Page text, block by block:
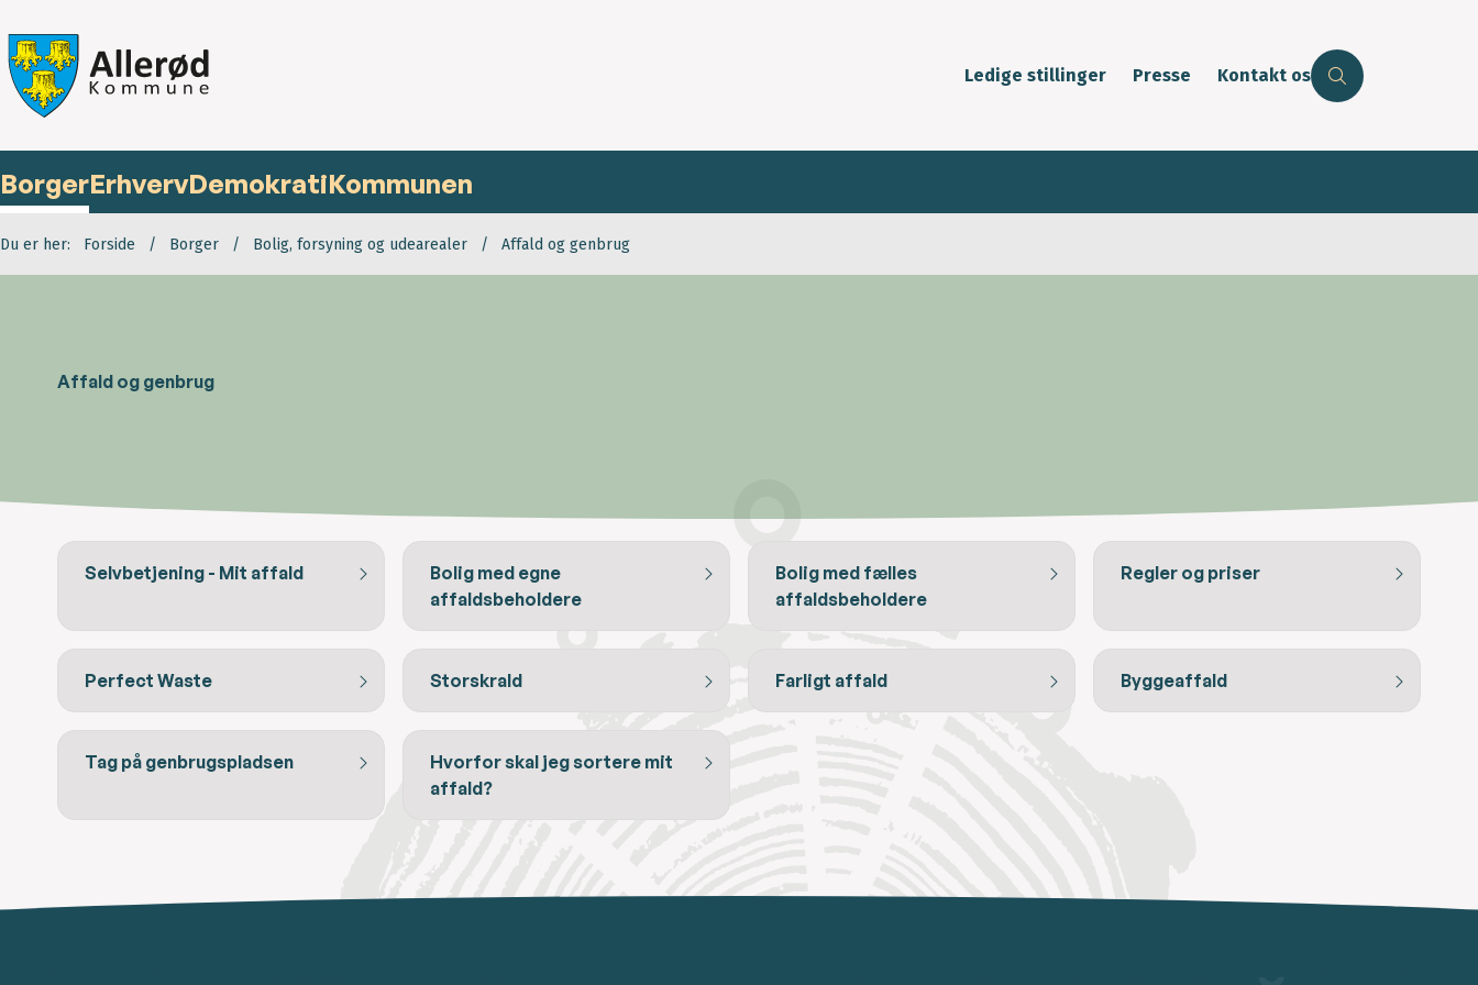
Ledige stillinger Presse Kontakt os
BorgerErhvervDemokratiKommunen
Du er her: Forside Borger Bolig, forsyning og udearealer Affald og genbrug
Affald og genbrug
Selvbetjening - Mit affald
Bolig med egne
affaldsbeholdere
Bolig med fælles
affaldsbeholdere
Regler og priser
Perfect Waste Storskrald Farligt affald Byggeaffald
Tag på genbrugspladsen
Hvorfor skal jeg sortere mit
affald?